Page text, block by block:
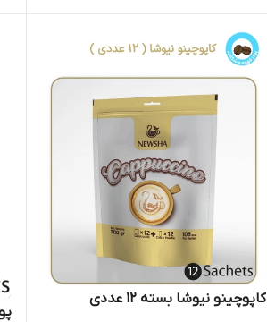
کاپوچینو نیوشا بسته ۱۲ عددی